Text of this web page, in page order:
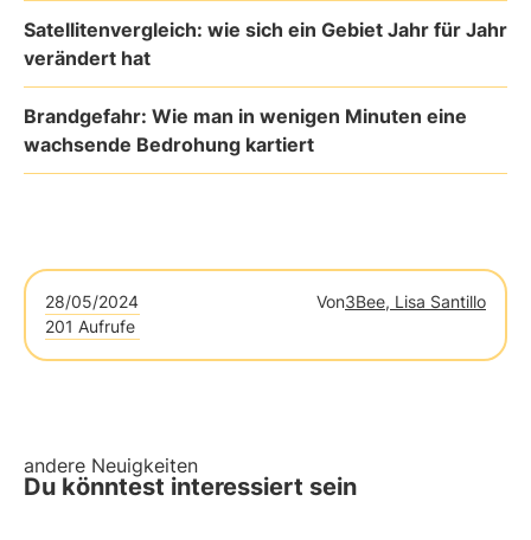
Satellitenvergleich: wie sich ein Gebiet Jahr für Jahr
verändert hat
Brandgefahr: Wie man in wenigen Minuten eine
wachsende Bedrohung kartiert
28/05/2024 Von3Bee, Lisa Santillo
201 Aufrufe
andere Neuigkeiten
Du könntest interessiert sein